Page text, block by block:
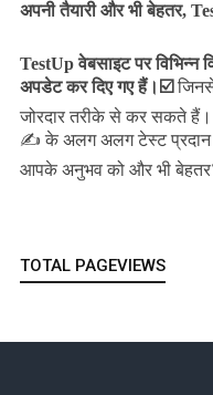
अपनी तैयारी और भी बेहतर,
TestUp वेबसाइट पर
अपडेट कर दिए गए हैं। ☑️
जोरदार तरीके से कर सकते
✍️ के अलग अलग टेस्ट प्रदान
आपके अनुभव को और भी
TOTAL PAGEVIEWS